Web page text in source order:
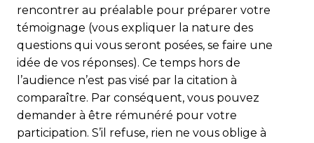
rencontrer au préalable pour préparer votre
témoignage (vous expliquer la nature des
questions qui vous seront posées, se faire une
idée de vos réponses). Ce temps hors de
l’audience n’est pas visé par la citation à
comparaître. Par conséquent, vous pouvez
demander à être rémunéré pour votre
participation. S’il refuse, rien ne vous oblige à